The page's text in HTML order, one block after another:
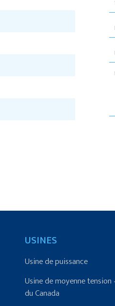
USINES
Usine de puissance
Usine de moyenne tension
du Canada